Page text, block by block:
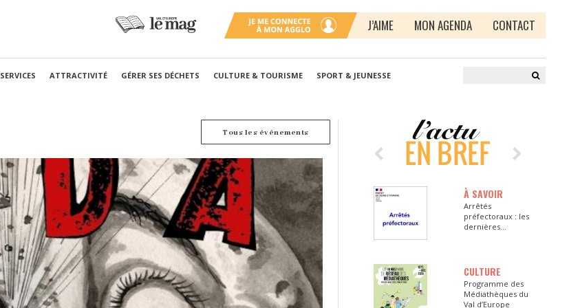
J’AIME MON AGENDA CONTACT
SERVICES ATTRACTIVITÉ GÉRER SES DÉCHETS CULTURE & TOURISME SPORT & JEUNESSE
Tous les événements
À SAVOIR
Arrêtés
préfectoraux : les
dernières
CULTURE
Programme des
Médiathèques du
Val d’Europe